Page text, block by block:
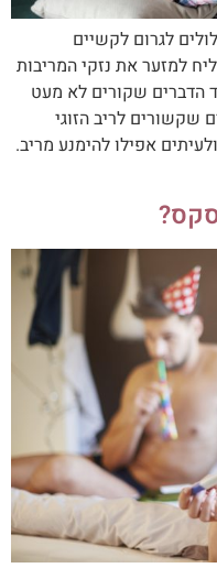
לגרום לקשיים
למזער את נזקי המריבות
הדברים שקורים לא מעט
שקשורים לריב הזוגי
אפילו להימנע מריב.